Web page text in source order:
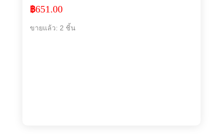
฿651.00
ขายแล้ว: 2 ชิ้น